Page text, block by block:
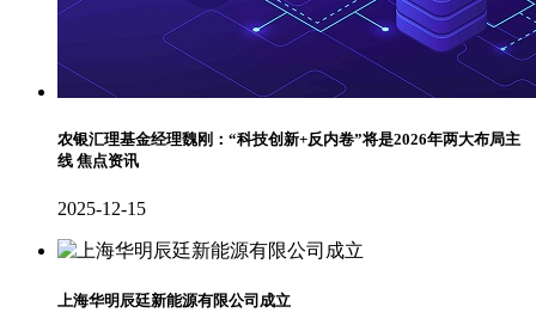
农银汇理基金经理魏刚：“科技创新+反内卷”将是2026年两大布局主
线 焦点资讯
2025-12-15
上海华明辰廷新能源有限公司成立